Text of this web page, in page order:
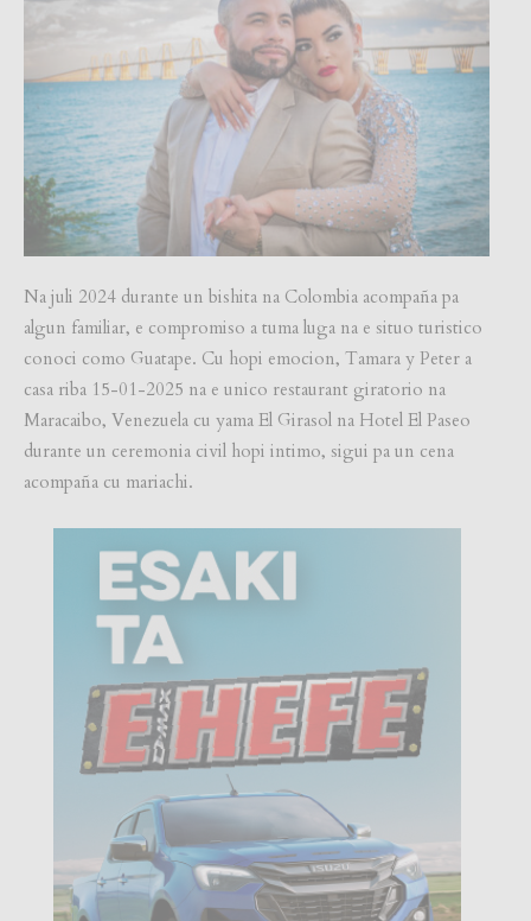
Na juli 2024 durante un bishita na Colombia acompaña pa
algun familiar, e compromiso a tuma luga na e situo turistico
conoci como Guatape. Cu hopi emocion, Tamara y Peter a
casa riba 15-01-2025 na e unico restaurant giratorio na
Maracaibo, Venezuela cu yama El Girasol na Hotel El Paseo
durante un ceremonia civil hopi intimo, sigui pa un cena
acompaña cu mariachi.